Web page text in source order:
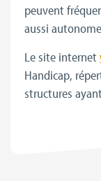
peuvent
aussi
Le site internet
Handicap,
structures